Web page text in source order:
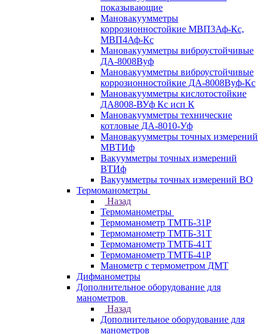
показывающие
Мановакуумметры
коррозионностойкие МВП3Аф-Кс,
МВП4Аф-Кс
Мановакуумметры виброустойчивые
ДА-8008Вуф
Мановакуумметры виброустойчивые
коррозионностойкие ДА-8008Вуф-Кс
Мановакуумметры кислотостойкие
ДА8008-ВУф Кс исп К
Мановакуумметры технические
котловые ДА-8010-Уф
Мановакуумметры точных измерений
МВТИф
Вакуумметры точных измерений
ВТИф
Вакуумметры точных измерений ВО
Термоманометры
Назад
Термоманометры
Термоманометр ТМТБ-31Р
Термоманометр ТМТБ-31Т
Термоманометр ТМТБ-41Т
Термоманометр ТМТБ-41Р
Манометр с термометром ДМТ
Дифманометры
Дополнительное оборудование для
манометров
Назад
Дополнительное оборудование для
манометров